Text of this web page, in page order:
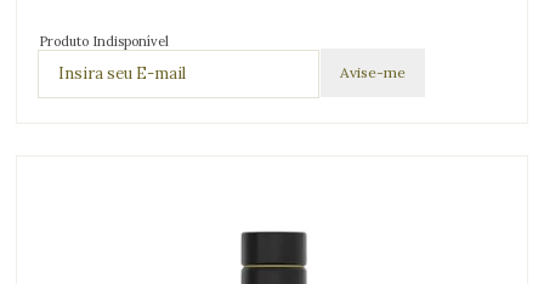
Produto Indisponível